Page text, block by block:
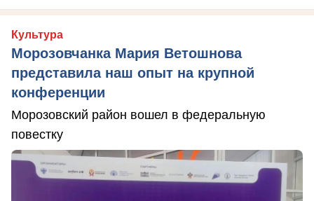
Культура
Морозовчанка Мария Ветошнова
представила наш опыт на крупной
конференции
Морозовский район вошел в федеральную
повестку